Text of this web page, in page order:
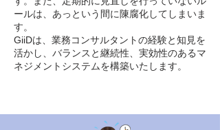
ールは、あっという間に陳腐化してしまいま
す。
GiiDは、業務コンサルタントの経験と知見を
活かし、バランスと継続性、実効性のあるマ
ネジメントシステムを構築いたします。